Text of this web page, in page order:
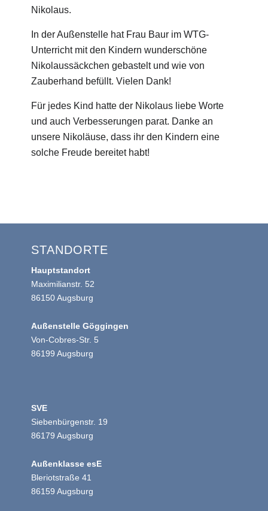
Nikolaus.
In der Außenstelle hat Frau Baur im WTG-
Unterricht mit den Kindern wunderschöne
Nikolaussäckchen gebastelt und wie von
Zauberhand befüllt. Vielen Dank!
Für jedes Kind hatte der Nikolaus liebe Worte
und auch Verbesserungen parat. Danke an
unsere Nikoläuse, dass ihr den Kindern eine
solche Freude bereitet habt!
STANDORTE
Hauptstandort
Maximilianstr. 52
86150 Augsburg
Außenstelle Göggingen
Von-Cobres-Str. 5
86199 Augsburg
SVE
Siebenbürgenstr. 19
86179 Augsburg
Außenklasse esE
Bleriotstraße 41
86159 Augsburg